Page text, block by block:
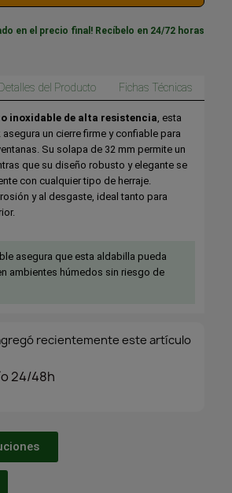
en el precio final! Recíbelo en 24/72 horas
del Producto Fichas Técnicas
inoxidable de alta resistencia , esta
un cierre firme y confiable para
Su solapa de 32 mm permite un
que su diseño robusto y elegante se
con cualquier tipo de herraje.
y al desgaste, ideal tanto para
asegura que esta aldabilla pueda
ambientes húmedos sin riesgo de
recientemente este artículo
24/48h